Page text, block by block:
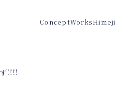
ConceptWorksHimeji
!!!!